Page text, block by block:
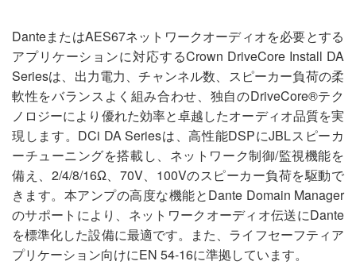
DanteまたはAES67ネットワークオーディオを必要とする
アプリケーションに対応するCrown DriveCore Install DA
Seriesは、出力電力、チャンネル数、スピーカー負荷の柔
軟性をバランスよく組み合わせ、独自のDriveCore®テク
ノロジーにより優れた効率と卓越したオーディオ品質を実
現します。DCi DA Seriesは、高性能DSPにJBLスピーカ
ーチューニングを搭載し、ネットワーク制御/監視機能を
備え、2/4/8/16Ω、70V、100Vのスピーカー負荷を駆動で
きます。本アンプの高度な機能とDante Domain Manager
のサポートにより、ネットワークオーディオ伝送にDante
を標準化した設備に最適です。また、ライフセーフティア
プリケーション向けにEN 54-16に準拠しています。